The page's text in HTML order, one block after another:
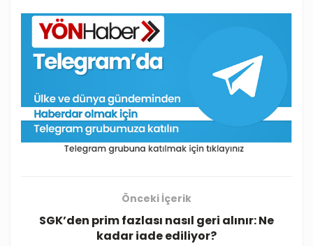
Önceki İçerik
SGK’den prim fazlası nasıl geri alınır: Ne
kadar iade ediliyor?